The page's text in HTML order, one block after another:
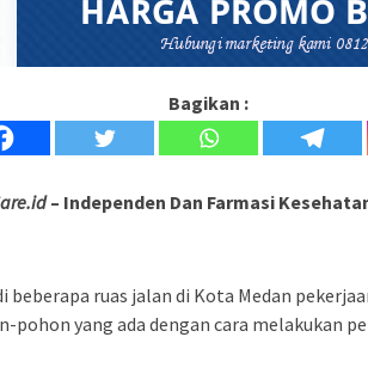
Bagikan :
– Independen Dan Farmasi
beberapa ruas jalan di Kota Medan
pohon yang ada dengan cara melakukan